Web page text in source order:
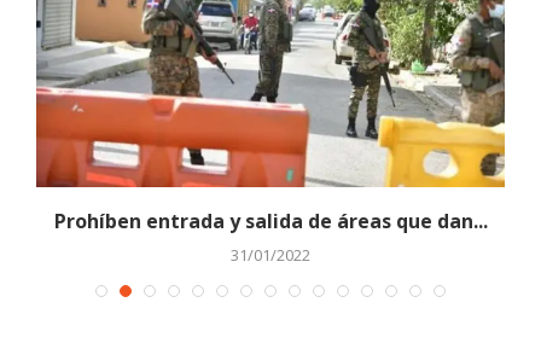
Prohíben entrada y salida de áreas que dan...
31/01/2022